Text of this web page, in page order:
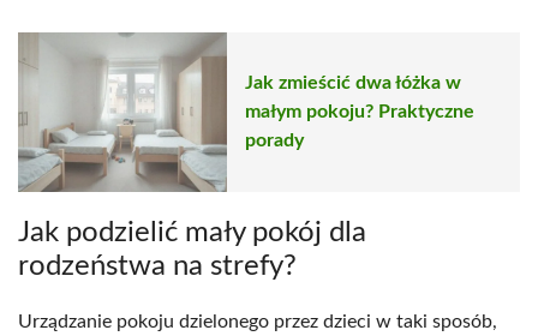
Jak zmieścić dwa łóżka w
małym pokoju? Praktyczne
porady
Jak podzielić mały pokój dla
rodzeństwa na strefy?
Urządzanie pokoju dzielonego przez dzieci w taki sposób,